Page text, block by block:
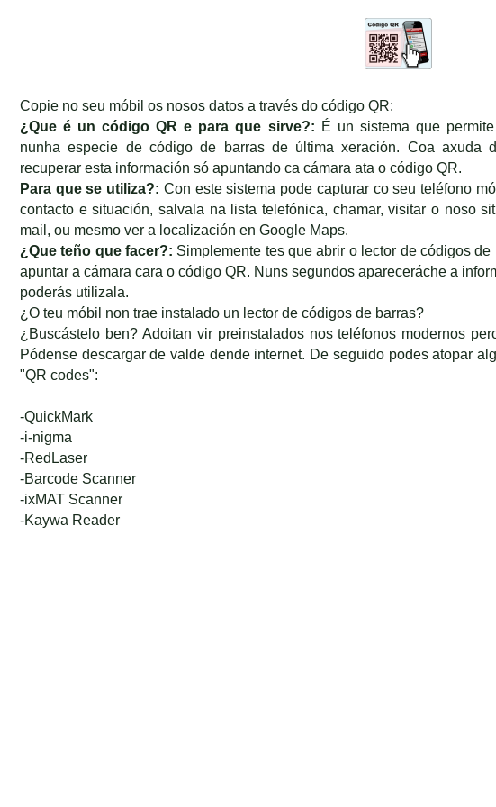
Copie no seu móbil os nosos datos a través do código QR:
¿Que é un código QR e para que sirve?: É un sistema que
nunha especie de código de barras de última xeración. Coa axuda
recuperar esta información só apuntando ca cámara ata o código QR.
Para que se utiliza?: Con este sistema pode capturar co seu teléfono
contacto e situación, salvala na lista telefónica, chamar, visitar o noso
mail, ou mesmo ver a localización en Google Maps.
¿Que teño que facer?: Simplemente tes que abrir o lector de códigos
apuntar a cámara cara o código QR. Nuns segundos apareceráche a
poderás utilizala.
¿O teu móbil non trae instalado un lector de códigos de barras?
¿Buscástelo ben? Adoitan vir preinstalados nos teléfonos modernos
Pódense descargar de valde dende internet. De seguido podes atopar
"QR codes":
-QuickMark
-i-nigma
-RedLaser
-Barcode Scanner
-ixMAT Scanner
-Kaywa Reader